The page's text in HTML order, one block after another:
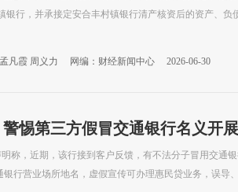
银行，并承接定安合丰村镇银行清产核资后的资产、负
凡霞 周义力 网编：财经新闻中心 2026-06-30
惕第三方假冒交通银行名义开
称，近期，该行接到客户反馈，有不法分子冒用交通
行营业场所地名，虚假宣传可办理惠民贷业务，误导